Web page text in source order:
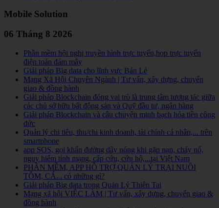
Mobile Solution
06 Tháng 8 2026
Phần mềm hội nghị truyền hình trực tuyến,họp trực tuyến
điện toán đám mây
Giải pháp Big data cho lĩnh vực Bán Lẻ
Mạng Xã Hội Chuyên Ngành | Tư vấn, xây dựng, chuyển
giao & đồng hành
Giải pháp Blockchain đóng vai trò là trung tâm tương tác giữa
các chủ sở hữu bất động sản và Quỹ đầu tư, ngân hàng
Giải pháp Blockchain và câu chuyện minh bạch hóa tiền công
đức
Quản lý chi tiêu, thu/chi kinh doanh, tài chính cá nhân,... trên
smartphone
app SOS, gọi khẩn đường dây nóng khi gặp nạn, cháy nổ,
nguy hiểm tính mạng, cấp cứu, cứu hộ,...tại Việt Nam
PHẦN MỀM, APP HỖ TRỢ QUẢN LÝ TRẠI NUÔI
TÔM, CÁ... có những gì?
Giải pháp Big data trong Quản Lý Thiên Tai
Mạng xã hội VIỆC LÀM | Tư vấn, xây dựng, chuyển giao &
đồng hành